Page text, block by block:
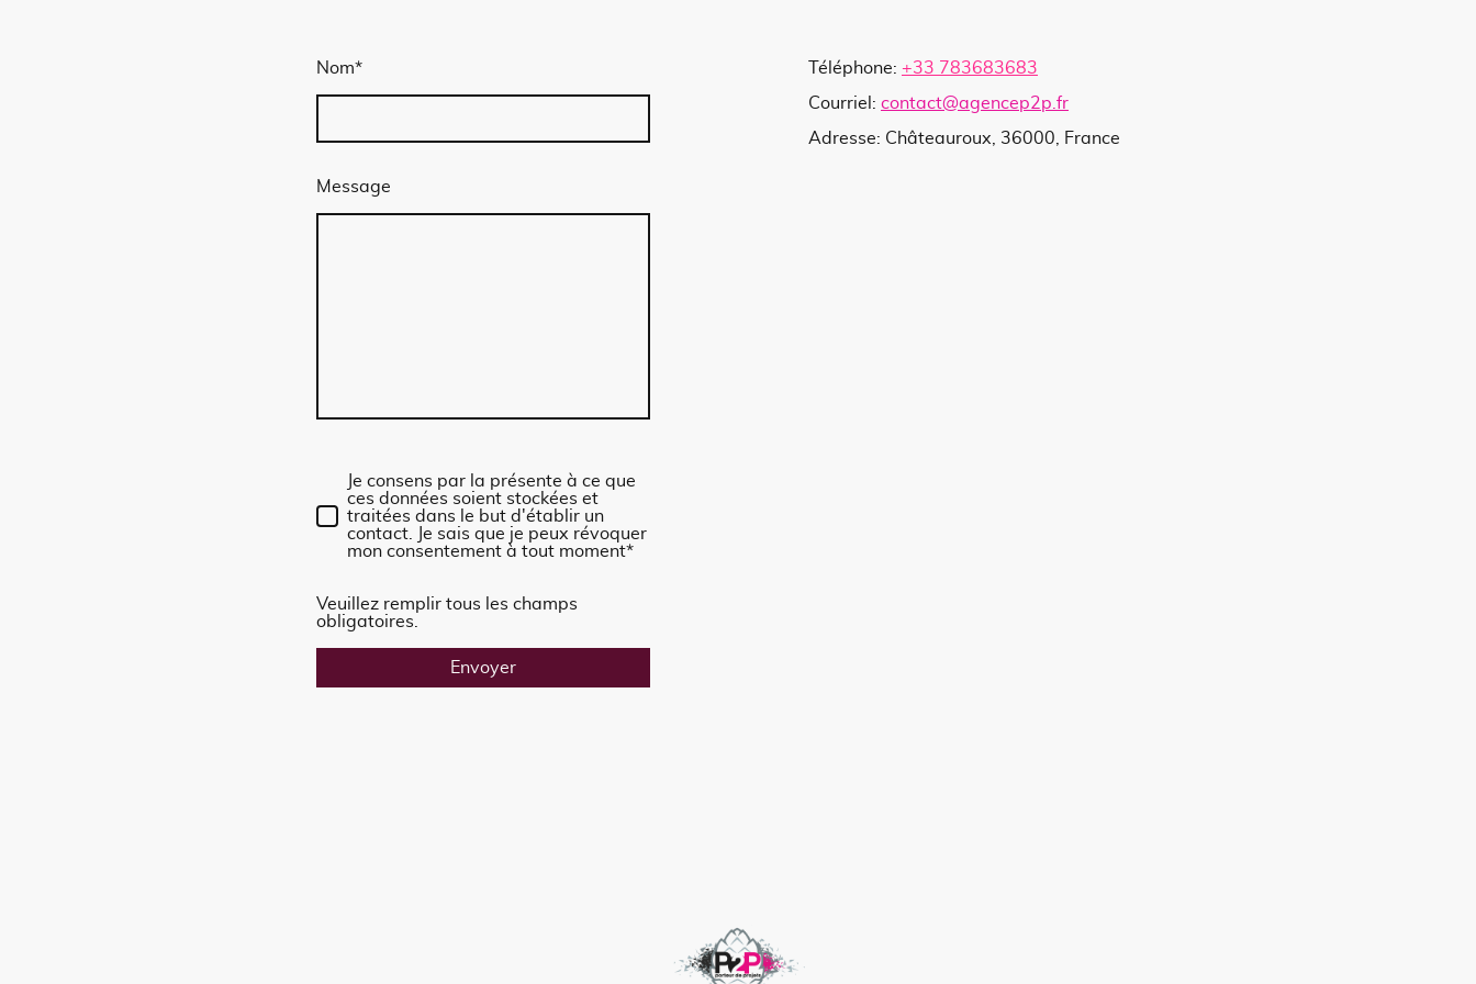
Nom*
Message
Je consens par la présente à ce que
ces données soient stockées et
traitées dans le but d'établir un
contact. Je sais que je peux révoquer
mon consentement à tout moment*
Veuillez remplir tous les champs
obligatoires.
Envoyer
Téléphone: +33 783683683
Courriel: contact@agencep2p.fr
Adresse: Châteauroux, 36000, France